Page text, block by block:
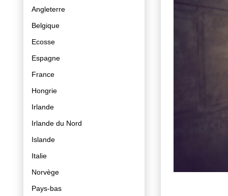
Angleterre
Belgique
Ecosse
Espagne
France
Hongrie
Irlande
Irlande du Nord
Islande
Italie
Norvège
Pays-bas